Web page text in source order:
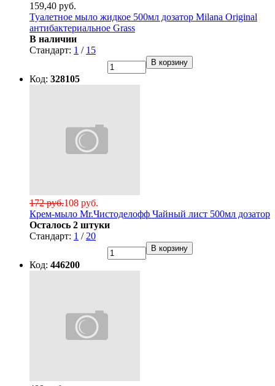
159,40 руб.
Туалетное мыло жидкое 500мл дозатор Milana Original
антибактериальное Grass
В наличии
Стандарт: 1 / 15
В корзину
Код: 328105
108 руб.
172 руб.
Крем-мыло Mr.Чистоделофф Чайный лист 500мл дозатор
Осталось 2 штуки
Стандарт: 1 / 20
В корзину
Код: 446200